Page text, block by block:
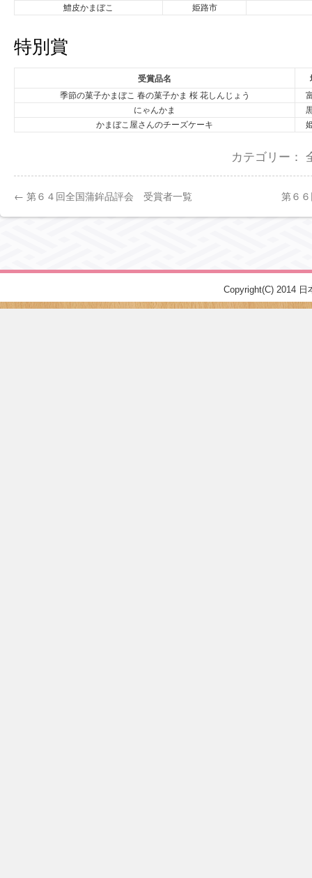
鱧皮かまぼこ 姫路市
特別賞
受賞品名
季節の菓子かまぼこ 春の菓子かま 桜 花しんじょう
にゃんかま
かまぼこ屋さんのチーズケーキ
カテゴリー：
← 第６４回全国蒲鉾品評会 受賞者一覧 第６
Copyright(C) 2014